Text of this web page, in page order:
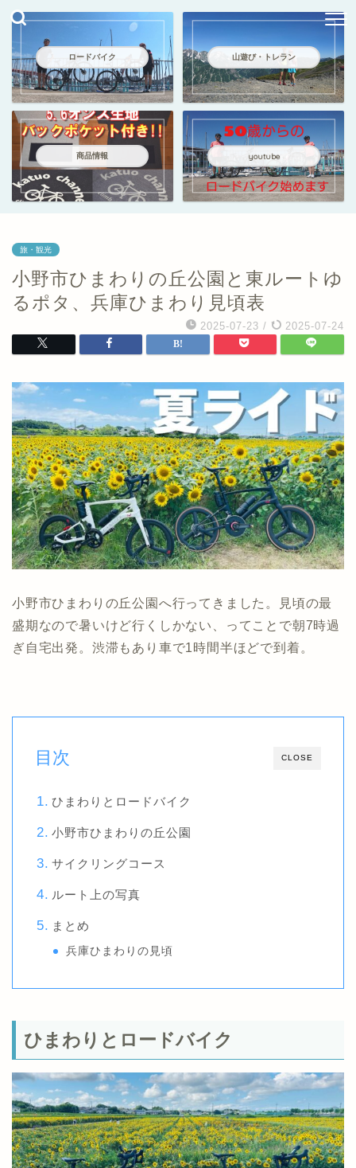
ロードバイク 山遊び・トレラン
商品情報 youtube
旅・観光
小野市ひまわりの丘公園と東ルートゆ
るポタ、兵庫ひまわり見頃表
2025-07-23 / 2025-07-24
小野市ひまわりの丘公園へ行ってきました。見頃の最
盛期なので暑いけど行くしかない、ってことで朝7時過
ぎ自宅出発。渋滞もあり車で1時間半ほどで到着。
CLOSE
目次
ひまわりとロードバイク
小野市ひまわりの丘公園
サイクリングコース
ルート上の写真
まとめ
兵庫ひまわりの見頃
ひまわりとロードバイク